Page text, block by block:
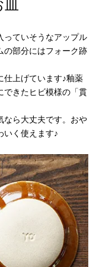
っていそうなアップル
の部分にはフォーク跡
仕上げています♪釉薬
できたヒビ模様の「貫
なら大丈夫です。おや
いく使えます♪